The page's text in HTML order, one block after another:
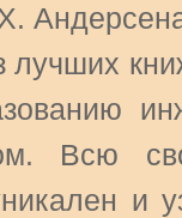
Всю
и